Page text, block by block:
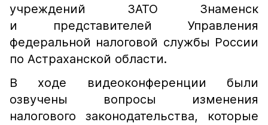
учреждений ЗАТО Знаменск
и представителей Управления
федеральной налоговой службы России
по Астраханской области.
В ходе видеоконференции были
озвучены вопросы изменения
налогового законодательства, которые